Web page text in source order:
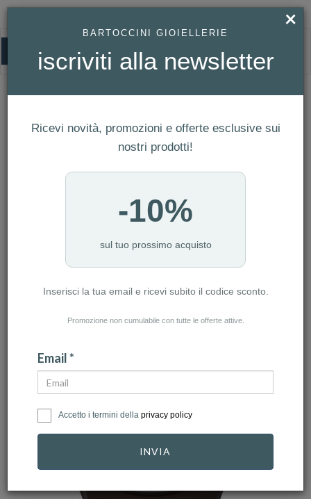
HOMEPAGE OROLOGIO SWATCH WEAVING WONDERS REF. SO28C700
Orologio Swatch WEAVING WONDERS
Ref. SO28C700
×
BARTOCCINI GIOIELLERIE
iscriviti alla newsletter
Ricevi novità, promozioni e offerte esclusive sui
nostri prodotti!
-10%
sul tuo prossimo acquisto
Inserisci la tua email e ricevi subito il codice sconto.
Promozione non cumulabile con tutte le offerte attive.
Email *
Accetto i termini della privacy policy
INVIA